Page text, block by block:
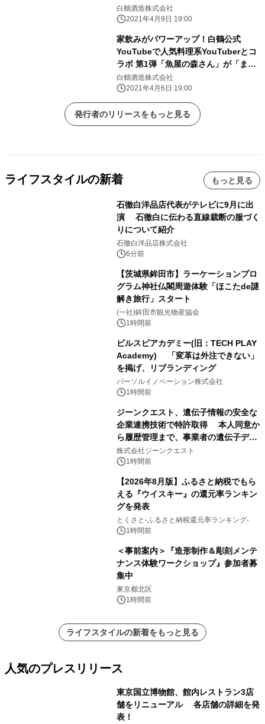
白鶴酒造株式会社
2021年4月9日 19:00
家飲みがパワーアップ！白鶴公式
YouTubeで人気料理系YouTuberとコ
ラボ 第1弾「魚屋の森さん」が「ま
る」に合うレシピ紹介！
白鶴酒造株式会社
2021年4月6日 19:00
発行者のリリースをもっと見る
ライフスタイルの新着 もっと見る
石徹白洋品店代表がテレビに9月に出
演 石徹白に伝わる直線裁断の服づく
りについて紹介
石徹白洋品店株式会社
6分前
【茨城県鉾田市】ラーケーションプロ
グラム神社仏閣周遊体験「ほこたde謎
解き旅行」スタート
(一社)鉾田市観光物産協会
1時間前
ビルスピアカデミー(旧：TECH PLAY
Academy) 「変革は外注できない」
を掲げ、リブランディング
パーソルイノベーション株式会社
1時間前
ジーンクエスト、遺伝子情報の安全な
企業連携技術で特許取得 本人同意か
ら履歴管理まで、事業者の遺伝子デー
タ活用を支援
株式会社ジーンクエスト
1時間前
【2026年8月版】ふるさと納税でもら
える『ウイスキー』の還元率ランキン
グを発表
とくさと-ふるさと納税還元率ランキング-
1時間前
＜事前案内＞『造形制作＆彫刻メンテ
ナンス体験ワークショップ』参加者募
集中
東京都北区
1時間前
ライフスタイルの新着をもっと見る
人気のプレスリリース
東京国立博物館、館内レストラン3店
舗をリニューアル 各店舗の詳細を発
表！